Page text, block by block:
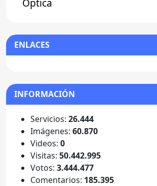
ENLACES
INFORMACIÓN
Servicios: 26.444
Imágenes: 60.870
Videos: 0
Visitas: 50.442.995
Votos: 3.444.477
Comentarios: 185.395